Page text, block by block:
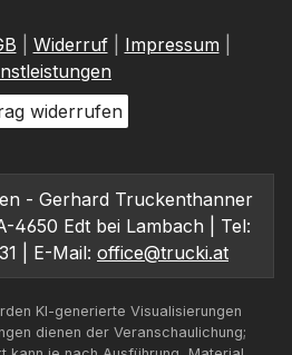
Widerruf| Impressum
widerrufen
- Gerhard Truckenthanner
4650 Edt bei Lambach | Tel:
| E-Mail: office@trucki.at
KI-generierte Visualisierungen
dienen der Veranschaulichung;